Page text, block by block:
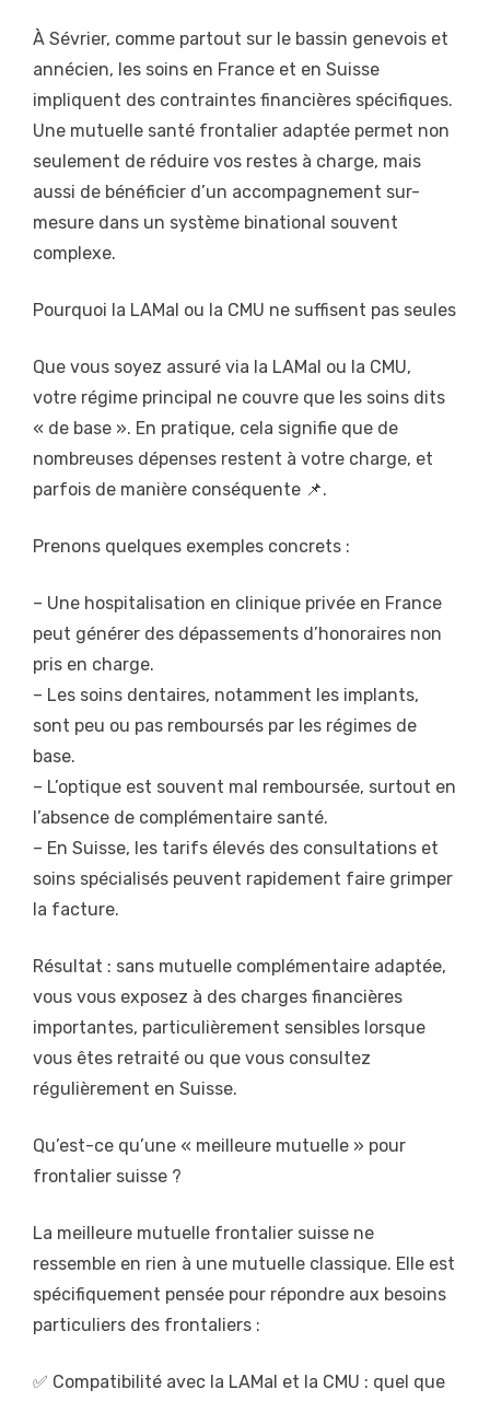
À Sévrier, comme partout sur le bassin genevois et
annécien, les soins en France et en Suisse
impliquent des contraintes financières spécifiques.
Une mutuelle santé frontalier adaptée permet non
seulement de réduire vos restes à charge, mais
aussi de bénéficier d’un accompagnement sur-
mesure dans un système binational souvent
complexe.
Pourquoi la LAMal ou la CMU ne suffisent pas seules
Que vous soyez assuré via la LAMal ou la CMU,
votre régime principal ne couvre que les soins dits
« de base ». En pratique, cela signifie que de
nombreuses dépenses restent à votre charge, et
parfois de manière conséquente 📌.
Prenons quelques exemples concrets :
– Une hospitalisation en clinique privée en France
peut générer des dépassements d’honoraires non
pris en charge.
– Les soins dentaires, notamment les implants,
sont peu ou pas remboursés par les régimes de
base.
– L’optique est souvent mal remboursée, surtout en
l’absence de complémentaire santé.
– En Suisse, les tarifs élevés des consultations et
soins spécialisés peuvent rapidement faire grimper
la facture.
Résultat : sans mutuelle complémentaire adaptée,
vous vous exposez à des charges financières
importantes, particulièrement sensibles lorsque
vous êtes retraité ou que vous consultez
régulièrement en Suisse.
Qu’est-ce qu’une « meilleure mutuelle » pour
frontalier suisse ?
La meilleure mutuelle frontalier suisse ne
ressemble en rien à une mutuelle classique. Elle est
spécifiquement pensée pour répondre aux besoins
particuliers des frontaliers :
✅ Compatibilité avec la LAMal et la CMU : quel que